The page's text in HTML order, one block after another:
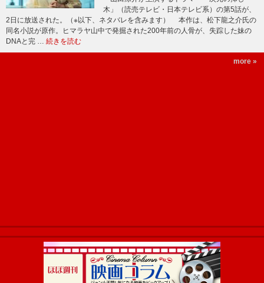
木」（読売テレビ・日本テレビ系）の第5話が、
2日に放送された。（※以下、ネタバレを含みます） 本作は、松下龍之介氏の
同名小説が原作。ヒマラヤ山中で発掘された200年前の人骨が、失踪した妹の
DNAと完 … 続きを読む
more »